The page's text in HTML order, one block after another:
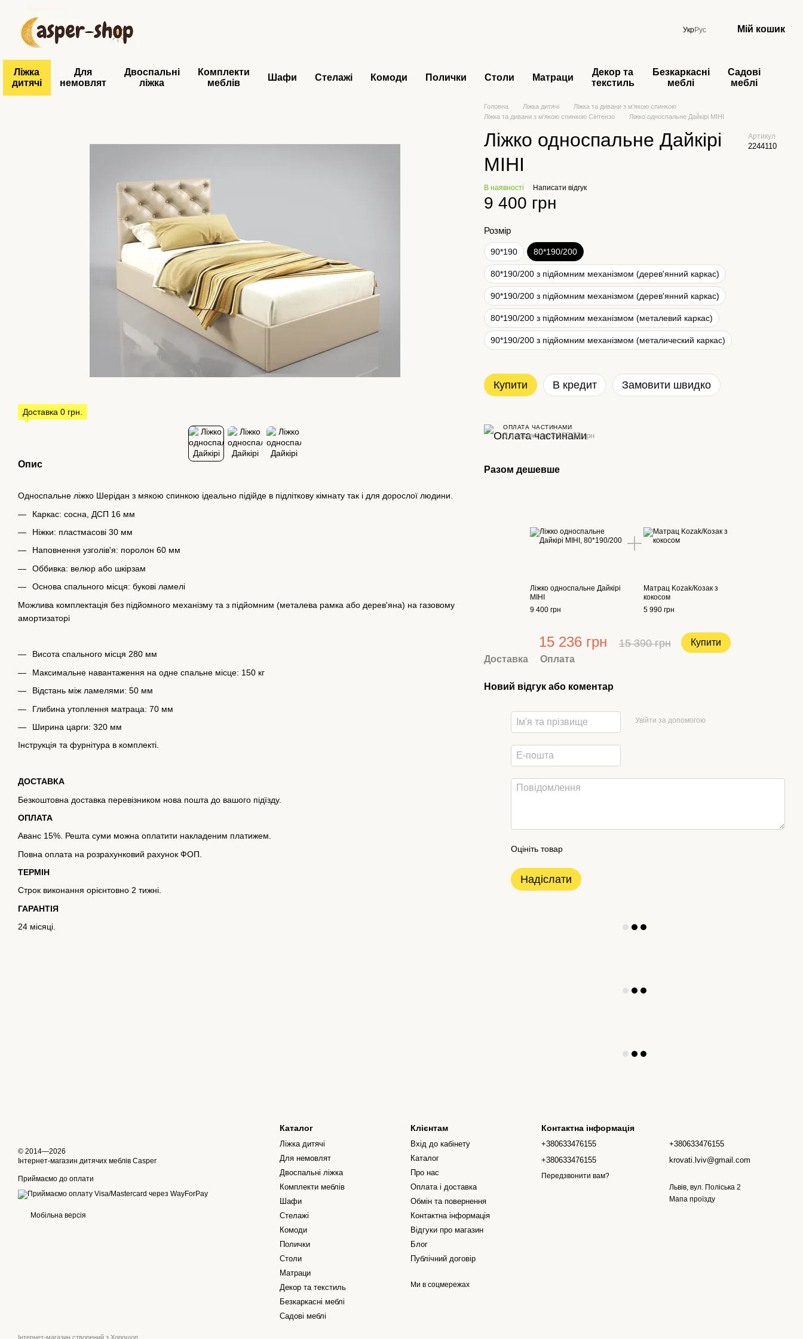
УкрРус Мій кошик
Ліжка
дитячі
Для
немовлят
Двоспальні
ліжка
Комплекти
меблів
Шафи Стелажі Комоди Полички Столи Матраци
Декор та
текстиль
Безкаркасні
меблі
Садові
меблі
Доставка 0 грн.
Опис
Односпальне ліжко Шерідан з мякою спинкою ідеально підійде в підліткову кімнату так і для дорослої людини.
Каркас: сосна, ДСП 16 мм
Ніжки: пластмасові 30 мм
Наповнення узголів'я: поролон 60 мм
Оббивка: велюр або шкірзам
Основа спального місця: букові ламелі
Можлива комплектація без підйомного механізму та з підйомним (металева рамка або дерев'яна) на газовому
амортизаторі
Висота спального місця 280 мм
Максимальне навантаження на одне спальне місце: 150 кг
Відстань між ламелями: 50 мм
Глибина утоплення матраца: 70 мм
Ширина царги: 320 мм
Інструкція та фурнітура в комплекті.
ДОСТАВКА
Безкоштовна доставка перевізником нова пошта до вашого підїзду.
ОПЛАТА
Аванс 15%. Решта суми можна оплатити накладеним платижем.
Повна оплата на розрахунковий рахунок ФОП.
ТЕРМІН
Строк виконання орієнтовно 2 тижні.
ГАРАНТІЯ
24 місяці.
Головна Ліжка дитячі
Ліжка та дивани з м'якою спинкою
Ліжка та дивани з м'якою спинкою Сінтензо
Ліжко односпальне Дайкірі МІНІ
Ліжко односпальне Дайкірі
МІНІ
Артикул
2244110
В наявності Написати відгук
9 400 грн
Розмір
90*190 80*190/200
80*190/200 з підйомним механізмом (дерев'янний каркас)
90*190/200 з підйомним механізмом (дерев'янний каркас)
80*190/200 з підйомним механізмом (металевий каркас)
90*190/200 з підйомним механізмом (металический каркас)
Купити В кредит Замовити швидко
ОПЛАТА ЧАСТИНАМИ
3 платежі по 3 133.33 грн
Разом дешевше
Ліжко односпальне Дайкірі
МІНІ
9 400 грн
Матрац Kozak/Козак з
кокосом
5 990 грн
15 236 грн 15 390 грн
Купити
Доставка
Оплата
Новий відгук або коментар
Увійти за допомогою
Оцініть товар
Надіслати
© 2014—2026
Інтернет-магазин дитячих меблів Casper
Приймаємо до оплати
Мобільна версія
Інтернет-магазин створений з Хорошоп
Каталог
Ліжка дитячі
Для немовлят
Двоспальні ліжка
Комплекти меблів
Шафи
Стелажі
Комоди
Полички
Столи
Матраци
Декор та текстиль
Безкаркасні меблі
Садові меблі
Клієнтам
Вхід до кабінету
Каталог
Про нас
Оплата і доставка
Обмін та повернення
Контактна інформація
Відгуки про магазин
Блог
Публічний договір
Ми в соцмережах
Контактна інформація
+380633476155
+380633476155
Передзвонити вам?
+380633476155
krovati.lviv@gmail.com
Львів, вул. Поліська 2
Мапа проїзду